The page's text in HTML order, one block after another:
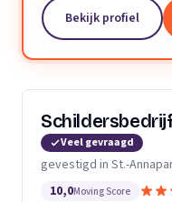
van de vorige
Bekijk profiel
Veel gevraagd
gevestigd in St.-
10,0Moving Score